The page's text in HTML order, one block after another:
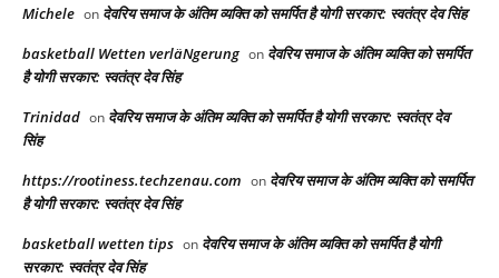
Michele on देवरिय समाज के अंतिम व्यक्ति को समर्पित है योगी सरकार: स्वतंत्र देव सिंह
basketball Wetten verläNgerung on देवरिय समाज के अंतिम व्यक्ति को समर्पित
है योगी सरकार: स्वतंत्र देव सिंह
Trinidad on देवरिय समाज के अंतिम व्यक्ति को समर्पित है योगी सरकार: स्वतंत्र देव
सिंह
https://rootiness.techzenau.com on देवरिय समाज के अंतिम व्यक्ति को समर्पित
है योगी सरकार: स्वतंत्र देव सिंह
basketball wetten tips on देवरिय समाज के अंतिम व्यक्ति को समर्पित है योगी
सरकार: स्वतंत्र देव सिंह